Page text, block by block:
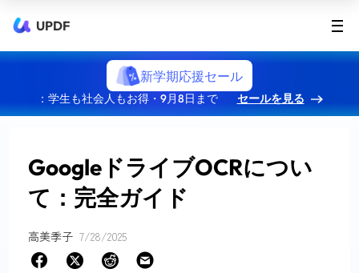
UPDF
新学期応援セール
：学生も社会人もお得・9月8日まで セールを見る
GoogleドライブOCRについ
て：完全ガイド
高美季子 7/28/2025